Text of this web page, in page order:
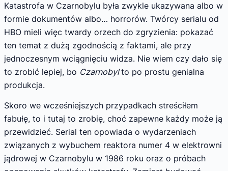
Katastrofa w Czarnobylu była zwykle ukazywana albo w
formie dokumentów albo… horrorów. Twórcy serialu od
HBO mieli więc twardy orzech do zgryzienia: pokazać
ten temat z dużą zgodnością z faktami, ale przy
jednoczesnym wciągnięciu widza. Nie wiem czy dało się
to zrobić lepiej, bo Czarnobylto po prostu genialna
produkcja.
Skoro we wcześniejszych przypadkach streściłem
fabułę, to i tutaj to zrobię, choć zapewne każdy może ją
przewidzieć. Serial ten opowiada o wydarzeniach
związanych z wybuchem reaktora numer 4 w elektrowni
jądrowej w Czarnobylu w 1986 roku oraz o próbach